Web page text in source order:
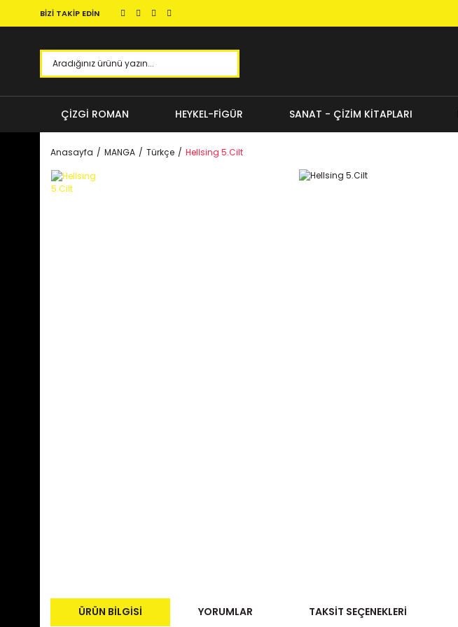
BİZİ TAKİP EDİN
ÇİZGİ ROMAN HEYKEL-FİGÜR SANAT - ÇİZİM KİTAPLARI
Anasayfa MANGA Türkçe Hellsing 5.Cilt
ÜRÜN BILGISI YORUMLAR TAKSIT SEÇENEKLERI